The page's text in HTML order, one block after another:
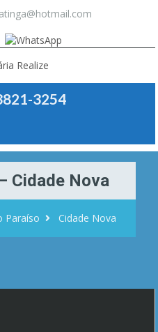
3254
Cidade Nova
Paraíso Cidade Nova